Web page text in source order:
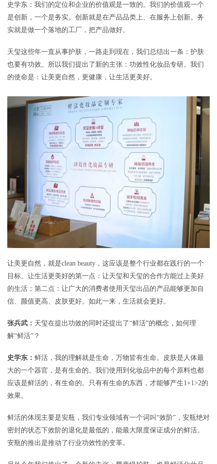
史学东：我们的定位和企业的价值观是一致的。我们的价值观一个
是创新，一个是务实。创新就是在产品品类上、在服务上创新。务
实就是做一个落地的工厂，把产品做好。
天玺这些年一直从事护肤，一路走到现在，我们总结出一条：护肤
也要有功效。所以我们提出了新的主张：功效性化妆品专研。我们
的使命是：让美更自然，更健康，让生活更美好。
让美更自然，就是clean beauty，这应该是整个行业都在践行的一个
目标。让生活更美好的第一点：让天玺和天玺的合作方能过上美好
的生活；第二点：让广大的消费者使用天玺出品的产品能够更加自
信、颜值更高、皮肤更好。如此一来，生活就会更好。
张兵武： 天玺在提出功效的同时还提出了“鲜活”的概念，如何理
解“鲜活”？
史学东： 鲜活，我的理解就是生命，万物皆有生命。皮肤是人体最
大的一个器官，是有生命的。我们使用到化妆品中的每个原料也都
应该是鲜活的，有生命的。只有有生命的东西，才能够产生1+1>2的
效果。
鲜活的体现主要是安瓶，我们专业领域有一个词叫“效阶”，安瓶绝对
密封的状态下效阶的退化是最低的，能最大限度保证成分的鲜活。
安瓶的推出是推动了行业功效性的变革。